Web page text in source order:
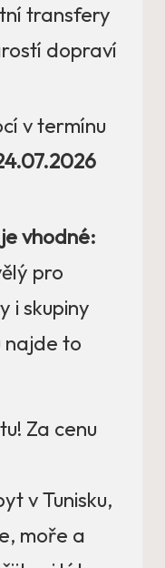
transfery
dopraví
v termínu
vhodné:
pro
i skupiny
najde to
Za cenu
v Tunisku,
moře a